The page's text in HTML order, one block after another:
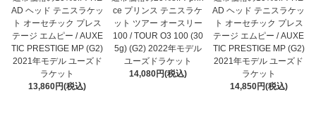
AD ヘッド テニスラケッ
ト オーセチック プレス
テージ エムピー / AUXE
TIC PRESTIGE MP (G2)
2021年モデル ユーズド
ラケット
13,860円(税込)
ce プリンス テニスラケ
ット ツアー オースリー
100 / TOUR O3 100 (30
5g) (G2) 2022年モデル
ユーズドラケット
14,080円(税込)
AD ヘッド テニスラケッ
ト オーセチック プレス
テージ エムピー / AUXE
TIC PRESTIGE MP (G2)
2021年モデル ユーズド
ラケット
14,850円(税込)